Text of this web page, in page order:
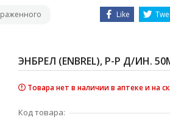
Like
ЭНБРЕЛ (ENBREL), Р-Р Д/ИН.
Товара нет в наличии в аптеке и на
Код товара: